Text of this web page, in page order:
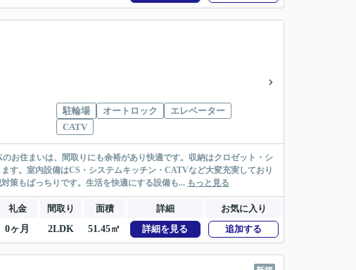
駐輪場
オートロック
エレベーター
CATV
お住まいは、間取りにも余裕があり快適です。収納はクロゼット・シ
す。室内設備はCS・システムキッチン・CATVなど大変充実しており
策もばっちりです。生活を快適にする設備も... もっと見る
礼金 間取り 面積 詳細
お気に入り
0ヶ月 2LDK 51.45㎡ 詳細を見る 追加する